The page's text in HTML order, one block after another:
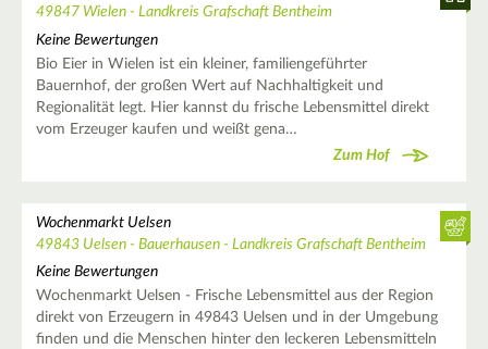
49847 Wielen - Landkreis Grafschaft Bentheim
Keine Bewertungen
Bio Eier in Wielen ist ein kleiner, familiengeführter
Bauernhof, der großen Wert auf Nachhaltigkeit und
Regionalität legt. Hier kannst du frische Lebensmittel direkt
vom Erzeuger kaufen und weißt gena…
Zum Hof
Wochenmarkt Uelsen
49843 Uelsen - Bauerhausen - Landkreis Grafschaft Bentheim
Keine Bewertungen
Wochenmarkt Uelsen - Frische Lebensmittel aus der Region
direkt von Erzeugern in 49843 Uelsen und in der Umgebung
finden und die Menschen hinter den leckeren Lebensmitteln